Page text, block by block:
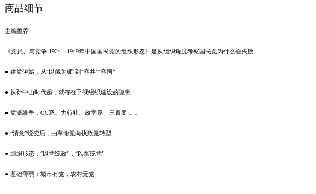
商品细节
主编推荐
《党员、与党争:1924—1949年中国国民党的组织形态》是从组织角度考察国民党为什么会失败
● 建党伊始：从“以俄为师”到“容共”“容国”
● 从孙中山时代起，就存在乎视组织建设的隐患
● 党派纷争：CC系、力行社、政学系、三青团……
● “清党”蜕变后，由革命党向执政党转型
● 组织形态：“以党统政”，“以军统党”
● 基础薄弱：城市有党，农村无党